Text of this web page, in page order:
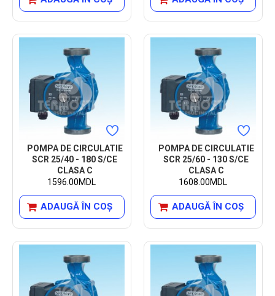
POMPA DE CIRCULATIE
SCR 25/40 - 180 S/CE
CLASA C
1596.00MDL
ADAUGĂ ÎN COŞ
POMPA DE CIRCULATIE
SCR 25/60 - 130 S/CE
CLASA C
1608.00MDL
ADAUGĂ ÎN COŞ